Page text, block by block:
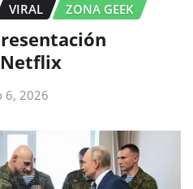
VIRAL ZONA GEEK
Netflix
6, 2026